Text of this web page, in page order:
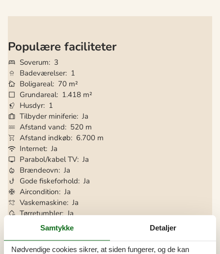
Populære faciliteter
Soverum
3
Badeværelser 1
Boligareal 70 m²
Grundareal 1.418 m²
Husdyr 1
Tilbyder miniferie Ja
Afstand vand
520 m
Afstand indkøb
6.700 m
Internet Ja
Parabol/kabel TV Ja
Brændeovn Ja
Gode fiskeforhold Ja
Aircondition Ja
Vaskemaskine Ja
Tørretumbler Ja
Opvaskemaskine
Ja
Energivenligt Ja
Samtykke Detaljer
Nødvendige cookies sikrer, at siden fungerer, og de kan